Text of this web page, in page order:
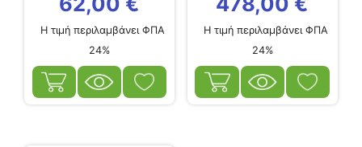
Η τιμή περιλαμβάνει ΦΠΑ
24%
Η τιμή περιλαμβάνει ΦΠΑ
24%